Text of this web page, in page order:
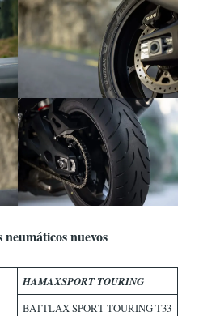
nuevos
HAMAXSPORT TOURING
BATTLAX SPORT TOURING T33